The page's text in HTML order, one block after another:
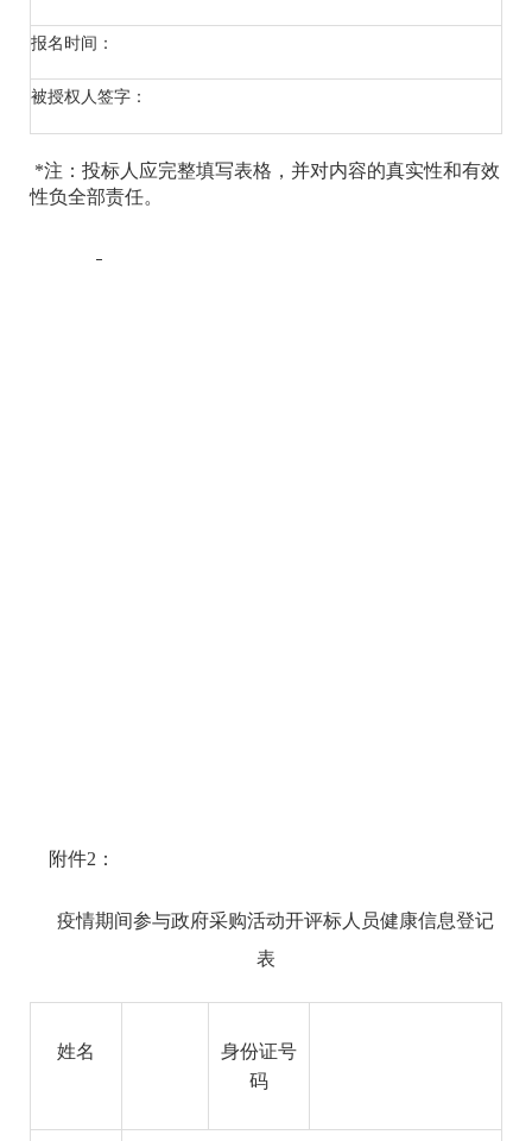
报名时间：
被授权人签字：
*注：投标人应完整填写表格，并对内容的真实性和有效
性负全部责任。
附件2：
疫情期间参与政府采购活动开评标人员健康信息登记
表
姓名
身份证号
码